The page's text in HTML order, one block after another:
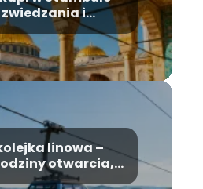
i
atrakcje
linowa –
otwarcia,